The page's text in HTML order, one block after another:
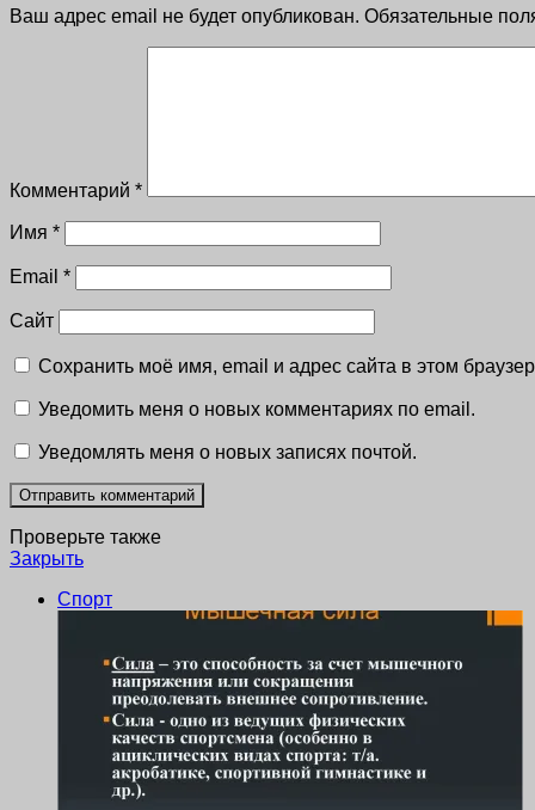
Ваш адрес email не будет опубликован. Обязательные
Комментарий *
Имя *
Email *
Сайт
Сохранить моё имя, email и адрес сайта в этом
Уведомить меня о новых комментариях по email.
Уведомлять меня о новых записях почтой.
Проверьте также
Закрыть
Спорт